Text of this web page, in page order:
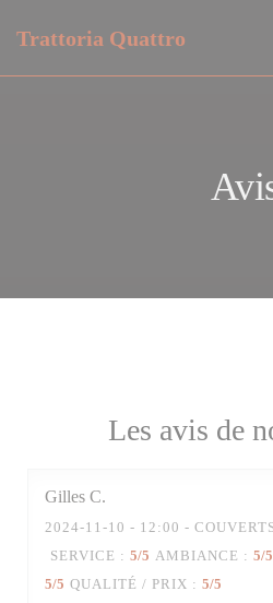
Trattoria Quattro
Les avis de
Gilles C
2024-11-10 - 12:00 -
SERVICE : 5/5 AMBIANCE : 5/5
5/5 QUALITÉ / PRIX : 5/5